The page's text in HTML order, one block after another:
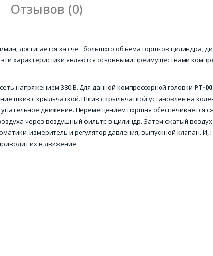
Отзывов (0)
мин, достигается за счет большого объема горшков цилиндра,
характеристики являются основными преимуществами
напряжением 380 В. Для данной компрессорной головки PT-
шкив с крыльчаткой. Шкив с крыльчаткой установлен на
движение. Перемещением поршня обеспечивается
через воздушный фильтр в цилиндр. Затем сжатый
измеритель и регулятор давления, выпускной клапан. И,
их в движение.